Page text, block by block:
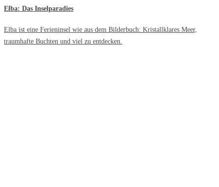
Elba: Das Inselparadies
Elba ist eine Ferieninsel wie aus dem Bilderbuch: Kristallklares Meer,
traumhafte Buchten und viel zu entdecken.